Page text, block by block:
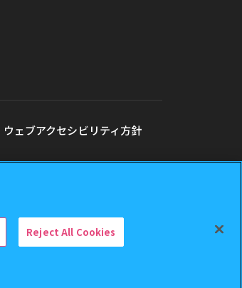
ウェブアクセシビリティ方針
Reject All Cookies